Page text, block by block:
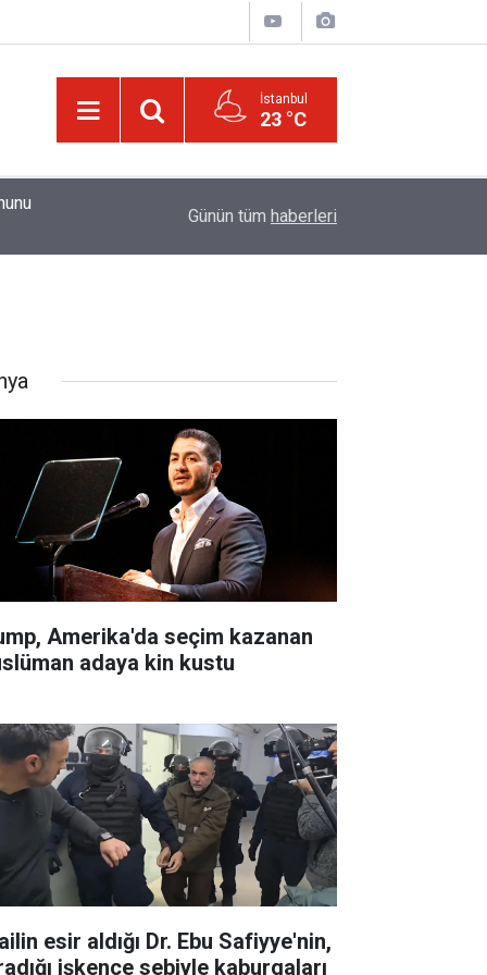
İstanbul
23 °C
Güldüren de O’dur, ağlatan da O’dur, öldüren de
Günün tüm haberleri
Amerika'da seçim kazanan
adaya kin kustu
esir aldığı Dr. Ebu Safiyye'nin,
işkence sebiyle kaburgaları